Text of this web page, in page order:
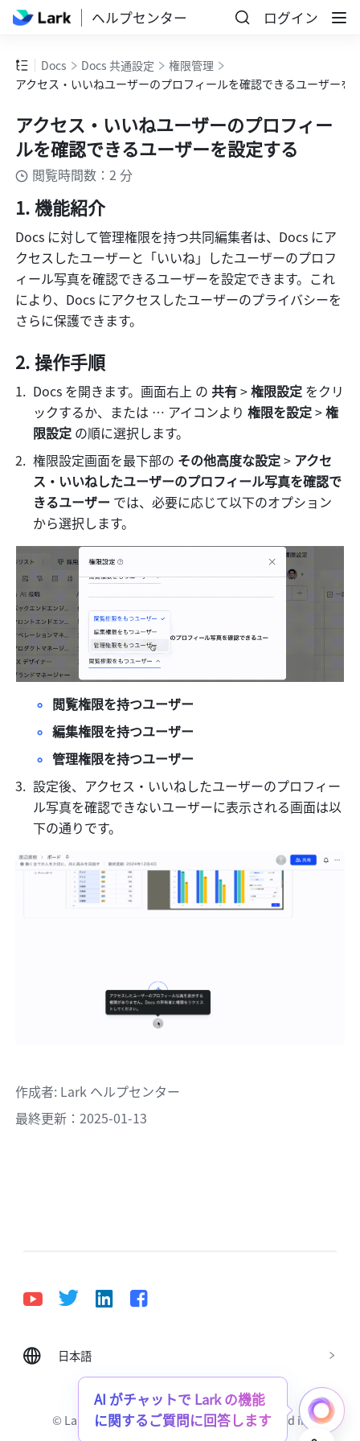
ヘルプセンター ログイン
Docs Docs 共通設定
権限管理
アクセス・いいねユーザーのプロフィールを確認できるユーザーを
アクセス・いいねユーザーのプロフィー
ルを確認できるユーザーを設定する
閲覧時間数：2 分
機能紹介
Docs に対して管理権限を持つ共同編集者は、Docs にア
クセスしたユーザーと「いいね」したユーザーのプロフ
ィール写真を確認できるユーザーを設定できます。これ
により、Docs にアクセスしたユーザーのプライバシーを
さらに保護できます。
操作手順
Docs を開きます。画面右上 の 共有 > 権限設定 をクリ
ックするか、または … アイコンより 権限を設定 > 権
限設定 の順に選択します。
権限設定画面を最下部の その他高度な設定 > アクセ
ス・いいねしたユーザーのプロフィール写真を確認で
きるユーザー では、必要に応じて以下のオプション
から選択します。
閲覧権限を持つユーザー
編集権限を持つユーザー
管理権限を持つユーザー
設定後、アクセス・いいねしたユーザーのプロフィー
ル写真を確認できないユーザーに表示される画面は以
下の通りです。
作成者: Lark ヘルプセンター
最終更新：2025-01-13
日本語
Bahasa Indonesia Deutsch English
Español
Italiano
Português (Brasil)
Tiếng Việt
ไทย 한국어 日本語
中文
© Lark Technologies Pte. Ltd. Headquartered in
AI がチャットで Lark の機能
に関するご質問に回答します